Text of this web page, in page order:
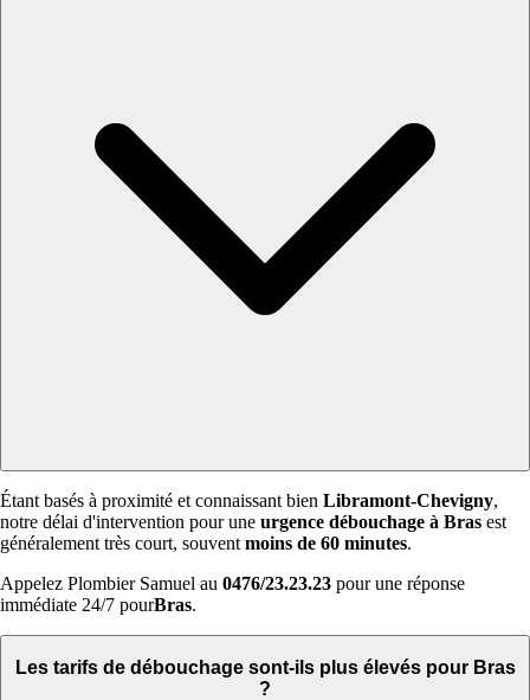
Étant basés à proximité et connaissant bien Libramont-Chevigny,
notre délai d'intervention pour une urgence débouchage à Bras est
généralement très court, souvent moins de 60 minutes.
Appelez Plombier Samuel au 0476/23.23.23 pour une réponse
immédiate 24/7 pourBras.
Les tarifs de débouchage sont-ils plus élevés pour Bras
?